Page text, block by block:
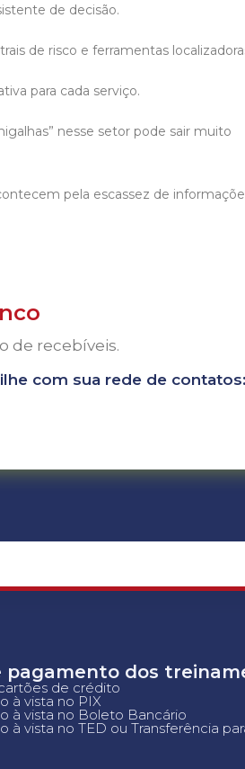
de decisão.
de risco e ferramentas
para cada serviço.
nesse setor pode sair muito
pela escassez de
de recebíveis.
com sua rede de contatos:
pagamento dos
de crédito
à vista no PIX
à vista no Boleto Bancário
à vista no TED ou Transferência